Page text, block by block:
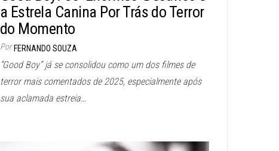
a Estrela Canina Por Trás do Terror
do Momento
Por FERNANDO SOUZA
“Good Boy” já se consolidou como um dos filmes de
terror mais comentados de 2025, especialmente após
sua aclamada estreia…